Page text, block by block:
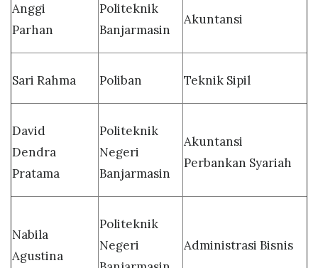
Anggi
Parhan
Politeknik
Banjarmasin
Akuntansi
Sari Rahma Poliban Teknik Sipil
David
Dendra
Pratama
Politeknik
Negeri
Banjarmasin
Akuntansi
Perbankan Syariah
Nabila
Agustina
Politeknik
Negeri
Administrasi Bisnis